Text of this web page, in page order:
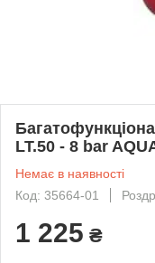
LT.50 - 8 bar
Немає в наявності
Код: 35664-01
1 225 ₴